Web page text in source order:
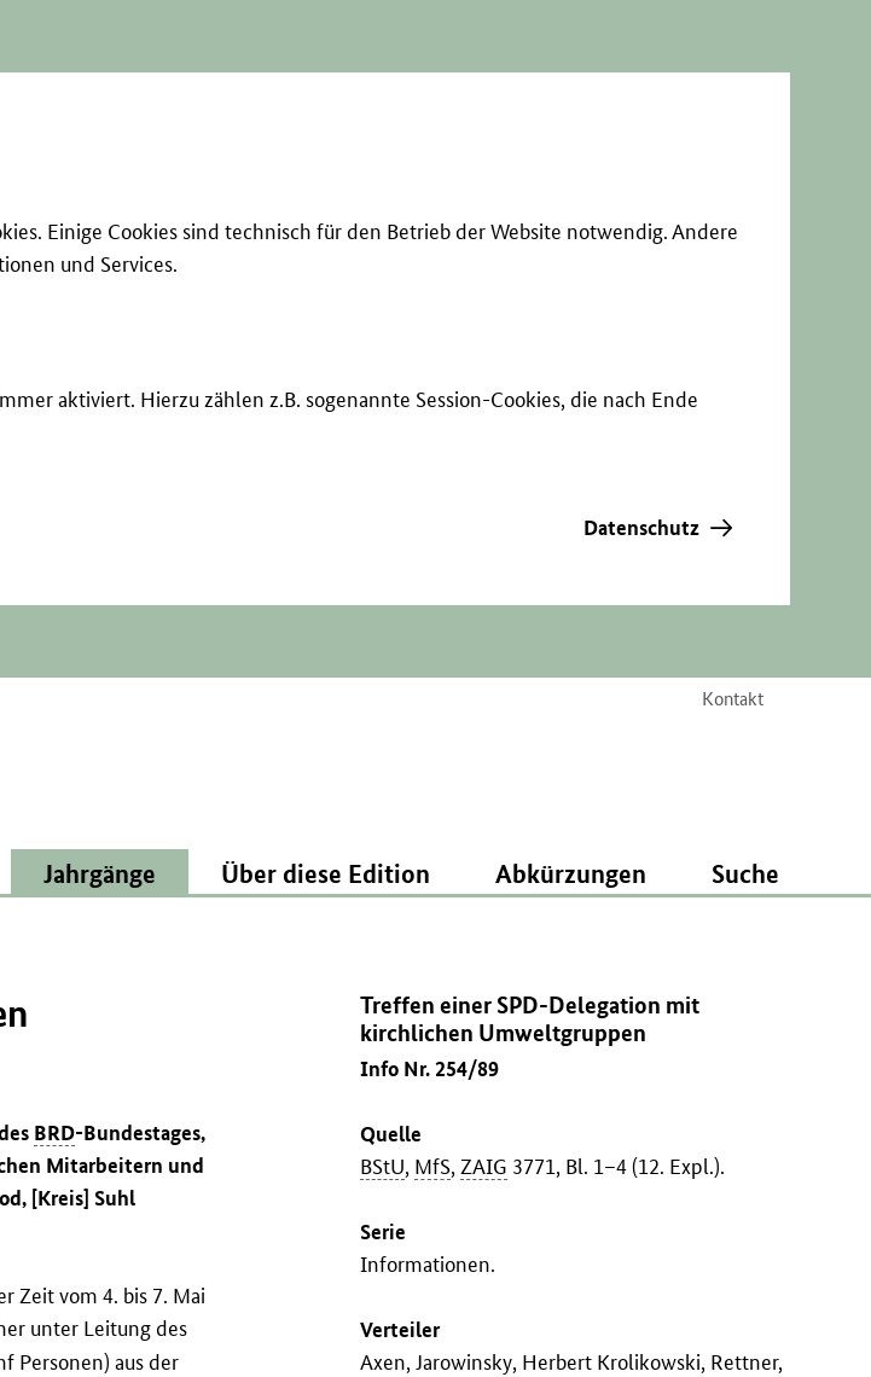
Einige Cookies sind technisch für den Betrieb der Website notwendig. Andere
und Services.
aktiviert. Hierzu zählen z.B. sogenannte Session-Cookies, die nach Ende
Datenschutz
Kontakt
Jahrgänge Über diese Edition Abkürzungen Suche
Treffen einer SPD-Delegation mit
kirchlichen Umweltgruppen
Info Nr. 254/89
Quelle
BStU, MfS,ZAIG 3771, Bl. 1–4 (12. Expl.).
Serie
Informationen.
Verteiler
Axen, Jarowinsky, Herbert Krolikowski, Rettner,
BRD-Bundestages,
Mitarbeitern und
[Kreis] Suhl
Zeit vom 4. bis 7. Mai
unter Leitung des
Personen) aus der